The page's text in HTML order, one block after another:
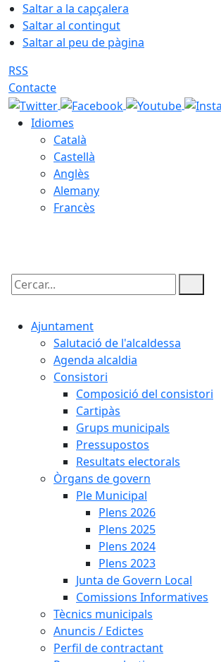
Saltar a la capçalera
Saltar al contingut
Saltar al peu de pàgina
RSS
Contacte
Idiomes
Català
Castellà
Anglès
Alemany
Francès
Cercar:
Ajuntament
Salutació de l'alcaldessa
Agenda alcaldia
Consistori
Composició del consistori
Cartipàs
Grups municipals
Pressupostos
Resultats electorals
Òrgans de govern
Ple Municipal
Plens 2026
Plens 2025
Plens 2024
Plens 2023
Junta de Govern Local
Comissions Informatives
Tècnics municipals
Anuncis / Edictes
Perfil de contractant